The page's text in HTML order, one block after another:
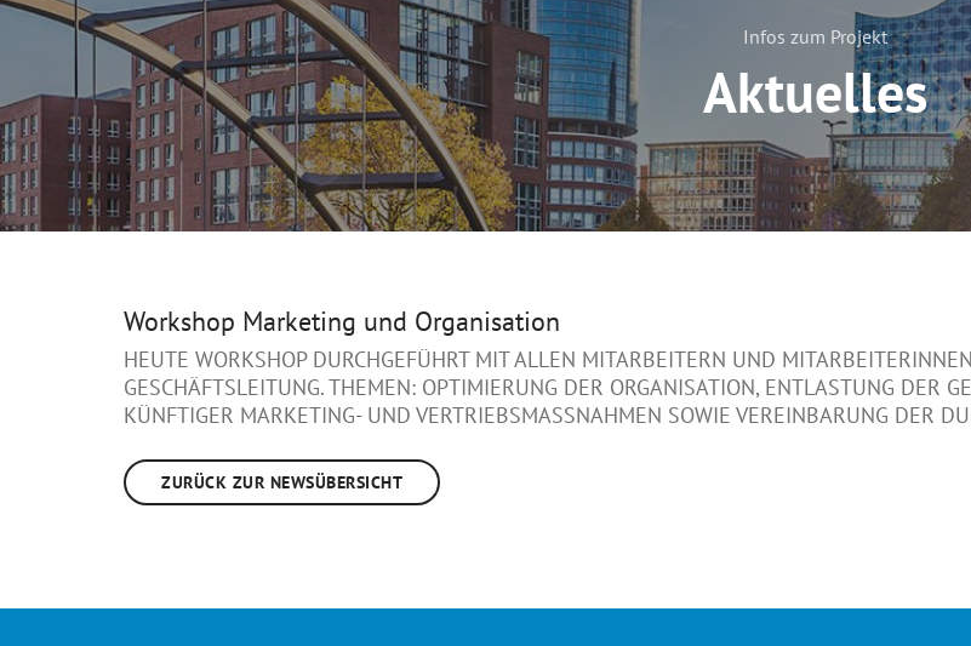
Infos zum Projekt
Aktuelles
Workshop Marketing und Organisation
HEUTE WORKSHOP DURCHGEFÜHRT MIT ALLEN MITARBEITERN UND
GESCHÄFTSLEITUNG. THEMEN: OPTIMIERUNG DER ORGANISATION, ENTLASTUNG DER
KÜNFTIGER MARKETING- UND VERTRIEBSMASSNAHMEN SOWIE VEREINBARUNG DER
ZURÜCK ZUR NEWSÜBERSICHT